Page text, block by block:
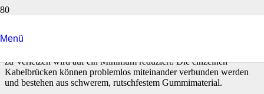
Menü
Kabelbrücken. Nicht nur die Kabel und Leitungen werden
zu Verletzen wird auf ein Minimum reduziert. Die einzelnen
Kabelbrücken können problemlos miteinander verbunden werden
und bestehen aus schwerem, rutschfestem Gummimaterial.